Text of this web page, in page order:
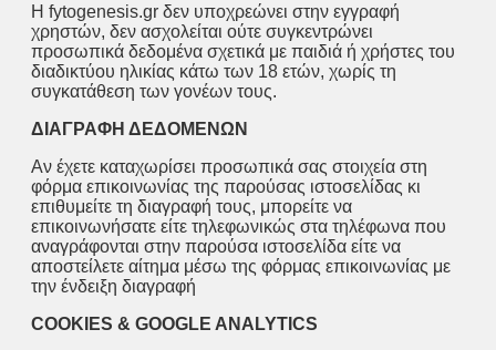
Η fytogenesis.gr δεν υποχρεώνει στην εγγραφή
χρηστών, δεν ασχολείται ούτε συγκεντρώνει
προσωπικά δεδομένα σχετικά με παιδιά ή χρήστες του
διαδικτύου ηλικίας κάτω των 18 ετών, χωρίς τη
συγκατάθεση των γονέων τους.
ΔΙΑΓΡΑΦΗ ΔΕΔΟΜΕΝΩΝ
Αν έχετε καταχωρίσει προσωπικά σας στοιχεία στη
φόρμα επικοινωνίας της παρούσας ιστοσελίδας κι
επιθυμείτε τη διαγραφή τους, μπορείτε να
επικοινωνήσατε είτε τηλεφωνικώς στα τηλέφωνα που
αναγράφονται στην παρούσα ιστοσελίδα είτε να
αποστείλετε αίτημα μέσω της φόρμας επικοινωνίας με
την ένδειξη διαγραφή
COOKIES & GOOGLE ANALYTICS